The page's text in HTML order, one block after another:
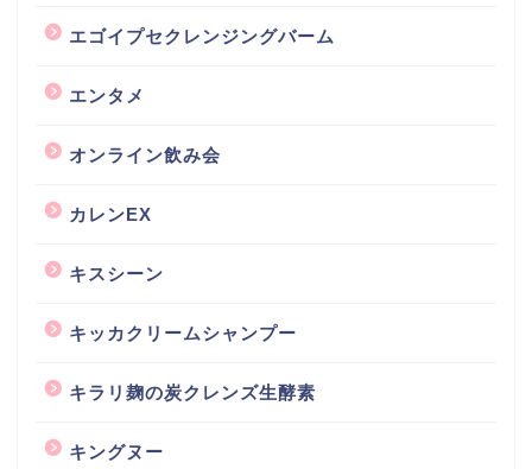
エゴイプセクレンジングバーム
エンタメ
オンライン飲み会
カレンEX
キスシーン
キッカクリームシャンプー
キラリ麹の炭クレンズ生酵素
キングヌー